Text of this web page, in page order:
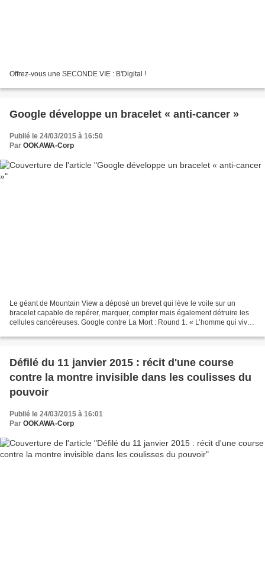
Offrez-vous une SECONDE VIE : B'Digital !
Google développe un bracelet « anti-cancer »
Publié le 24/03/2015 à 16:50
Par OOKAWA-Corp
Le géant de Mountain View a déposé un brevet qui lève le voile sur un
bracelet capable de repérer, marquer, compter mais également détruire les
cellules cancéreuses. Google contre La Mort : Round 1. « L’homme qui vivra
Défilé du 11 janvier 2015 : récit d'une course
contre la montre invisible dans les coulisses du
pouvoir
Publié le 24/03/2015 à 16:01
Par OOKAWA-Corp